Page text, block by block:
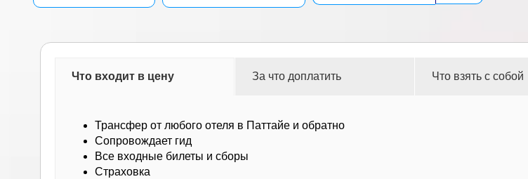
Что входит в цену
Трансфер от любого отеля в Паттайе и обратно
Сопровождает гид
Все входные билеты и сборы
Страховка
За что доплатить Что взять с собой